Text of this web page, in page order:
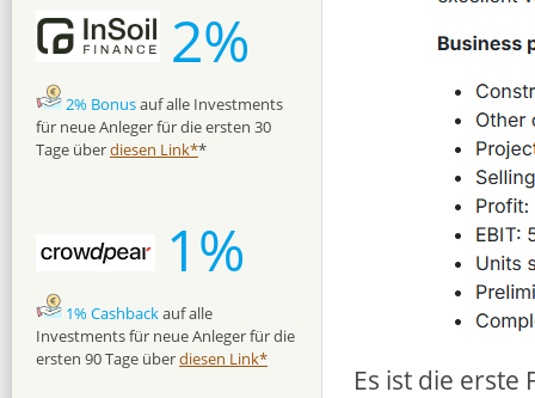
Es ist die erste
2%
2% Bonusauf alle Investments
für neue Anleger für die ersten 30
Tage überdiesen Link**
1%
1% Cashbackauf alle
Investments für neue Anleger für die
ersten 90 Tage überdiesen Link*